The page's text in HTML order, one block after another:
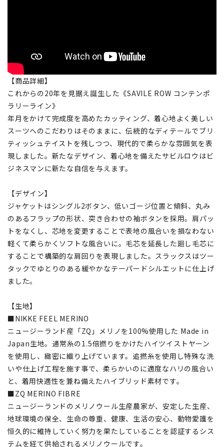
【商品詳細】
これからの20年を見据え誕生した《SAVILE ROW コンテンポ
ラリーライン》
年月をかけて完成度を高めたカッティング、着心地よく美しい
スーツへのこだわりはそのままに、伝統的なディテールでブリ
ティッシュテイストを残しつつ、現代的で柔らかな雰囲気を表
現しました。新たなデザイン、着心地を備えたサビルロウはビ
ジネスマンに新たな自信を与えます。
【デザイン】
ジャケットはシングル2ボタン、低いゴージ位置と傾斜、丸み
のあるフラップの形状、突き合わせの袖ボタンを採用。肩パッ
トをなくし、芯地を変更することで表地の風合いを損なわない
軽くて柔らかくソフトな風合いに。毛芯を延長した廻し毛芯に
することで構築的な肩回りを表現しました。スラックスはツー
タックでゆとりのある緩やかなテーパードシルエットに仕上げ
ました。
【生地】
■NIKKE FEEL MERINO
ニュージーランド産「ZQ」メリノを100%使用した Made in
Japan生地。通常糸の1.5倍撚りをかけたハイツイストヤーン
を使用し、緻密に織り上げています。追撚糸を使用し特殊な洗
いや仕上げ工程を施す事で、柔らかいのに適度なハリの風合い
と、着用快適性を兼ね備えたハイブリッド素材です。
■ZQ MERINO FIBRE
ニュージーランドのメリノウール生産農家が、安定した生産、
地球環境の保全、生命の尊重、健康、生活の安心、動物愛護を
恒久的に維持していく努力を果たしていることを認証するシス
テムを経て供給されるメリノウールです。